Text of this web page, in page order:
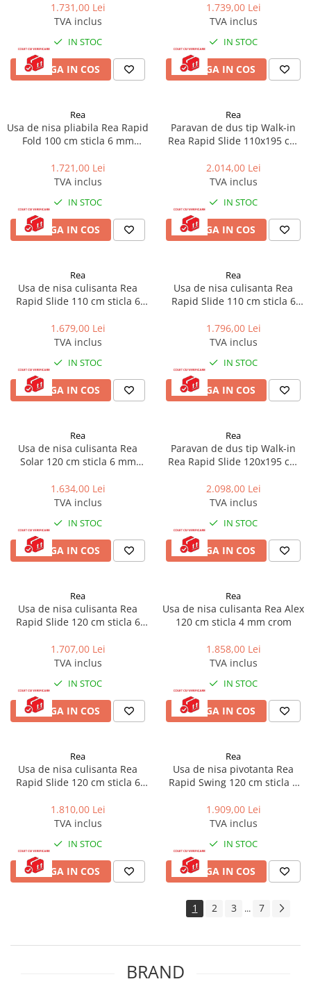
1.731,00 Lei
TVA inclus
IN STOC
ADAUGA IN COS
1.739,00 Lei
TVA inclus
IN STOC
ADAUGA IN COS
Rea
Usa de nisa pliabila Rea Rapid
Fold 100 cm sticla 6 mm
1.721,00 Lei
TVA inclus
IN STOC
ADAUGA IN COS
Rea
Paravan de dus tip Walk-in
Rea Rapid Slide 110x195 cm
2.014,00 Lei
TVA inclus
IN STOC
ADAUGA IN COS
Rea
Usa de nisa culisanta Rea
Rapid Slide 110 cm sticla 6
1.679,00 Lei
TVA inclus
IN STOC
ADAUGA IN COS
Rea
Usa de nisa culisanta Rea
Rapid Slide 110 cm sticla 6
1.796,00 Lei
TVA inclus
IN STOC
ADAUGA IN COS
Rea
Usa de nisa culisanta Rea
Solar 120 cm sticla 6 mm
1.634,00 Lei
TVA inclus
IN STOC
ADAUGA IN COS
Rea
Paravan de dus tip Walk-in
Rea Rapid Slide 120x195 cm
2.098,00 Lei
TVA inclus
IN STOC
ADAUGA IN COS
Rea
Usa de nisa culisanta Rea
Rapid Slide 120 cm sticla 6
1.707,00 Lei
TVA inclus
IN STOC
ADAUGA IN COS
Rea
Usa de nisa culisanta Rea Alex
120 cm sticla 4 mm crom
1.858,00 Lei
TVA inclus
IN STOC
ADAUGA IN COS
Rea
Usa de nisa culisanta Rea
Rapid Slide 120 cm sticla 6
1.810,00 Lei
TVA inclus
IN STOC
ADAUGA IN COS
Rea
Usa de nisa pivotanta Rea
Rapid Swing 120 cm sticla 6
1.909,00 Lei
TVA inclus
IN STOC
ADAUGA IN COS
1 2 3 ... 7
BRAND